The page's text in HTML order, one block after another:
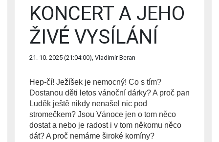
KONCERT A JEHO
ŽIVÉ VYSÍLÁNÍ
21. 10. 2025 (21:04:00), Vladimír Beran
Hep-čí! Ježíšek je nemocný! Co s tím?
Dostanou děti letos vánoční dárky? A proč pan
Luděk ještě nikdy nenašel nic pod
stromečkem? Jsou Vánoce jen o tom něco
dostat a nebo je radost i v tom někomu něco
dát? A proč nemáme široké komíny?